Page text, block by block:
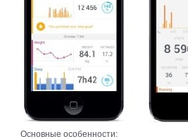
Основные особенности: